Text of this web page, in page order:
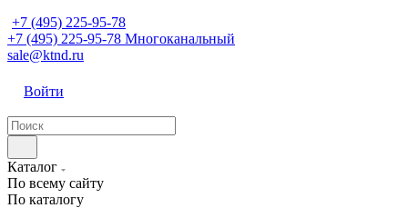
+7 (495) 225-95-78
+7 (495) 225-95-78 Многоканальный
sale@ktnd.ru
Войти
Каталог
По всему сайту
По каталогу